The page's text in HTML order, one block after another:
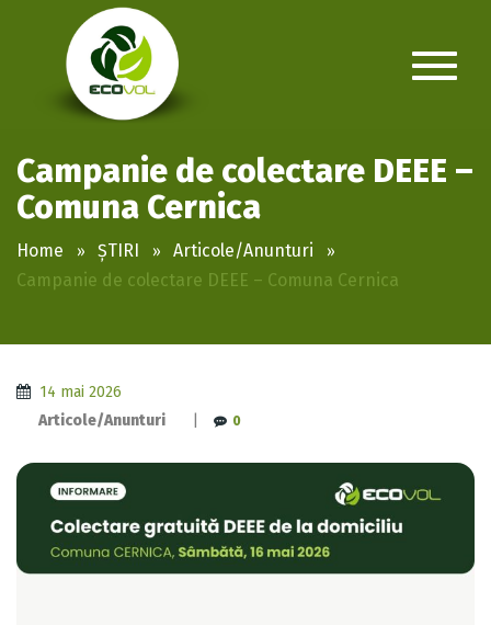
Campanie de colectare DEEE –
Comuna Cernica
Home ȘTIRI
Articole/Anunturi
Campanie de colectare DEEE – Comuna Cernica
14 mai 2026
Articole/Anunturi
0